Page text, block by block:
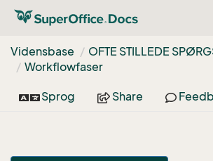
Vidensbase
OFTE STILLEDE
Workflowfaser
Sprog Share